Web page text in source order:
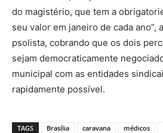
do magistério, que tem a
seu valor em janeiro de cada ano”,
psolista, cobrando que os dois
sejam democraticamente
municipal com as entidades
rapidamente possível.
TAGS Brasília caravana médicos